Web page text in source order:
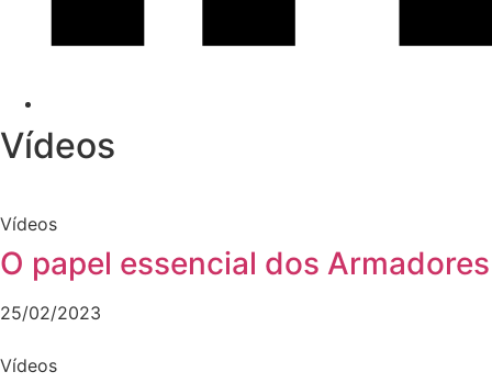
Vídeos
Vídeos
O papel essencial dos Armadores
25/02/2023
Vídeos